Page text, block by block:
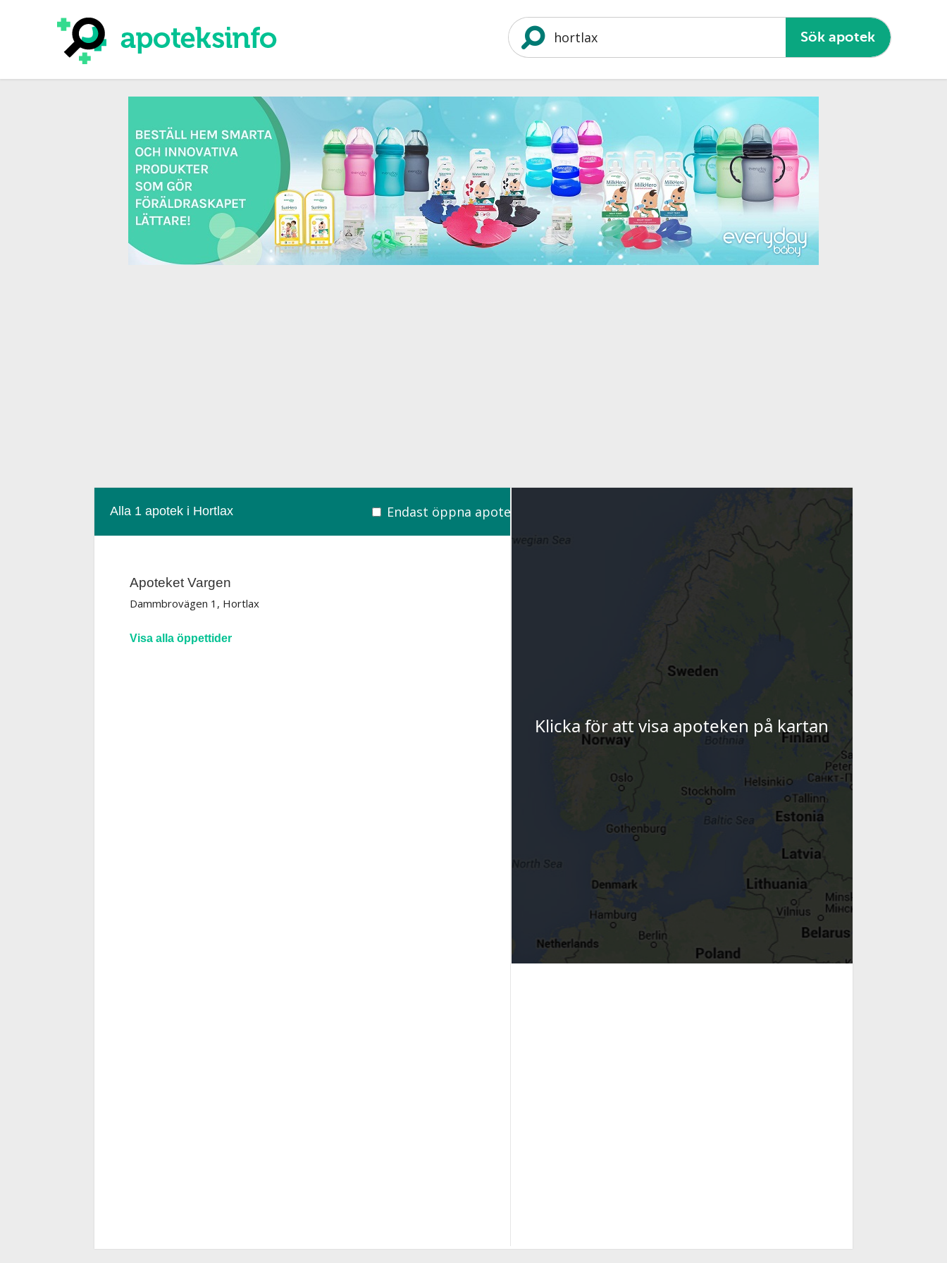
Sök apotek
Klicka för att visa apoteken på kartan
Alla 1 apotek i Hortlax Endast öppna apotek
Apoteket Vargen
Dammbrovägen 1, Hortlax
Visa alla öppettider